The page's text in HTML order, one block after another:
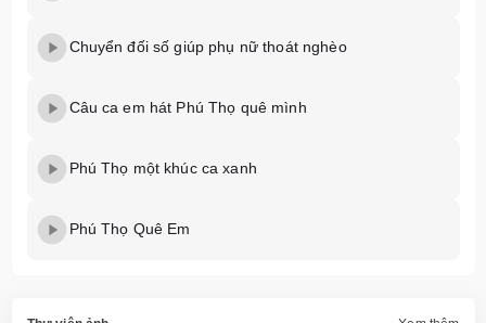
Chuyển đối số giúp phụ nữ thoát nghèo
Câu ca em hát Phú Thọ quê mình
Phú Thọ một khúc ca xanh
Phú Thọ Quê Em